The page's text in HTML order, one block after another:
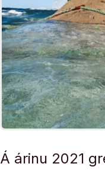
Á árinu 2021